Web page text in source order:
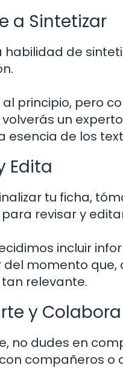
a Sintetizar
habilidad de
al principio, pero
un
esencia de los
Edita
tu ficha,
revisar y
incluir
del momento que,
relevante.
y Colabora
no dudes en
compañeros o